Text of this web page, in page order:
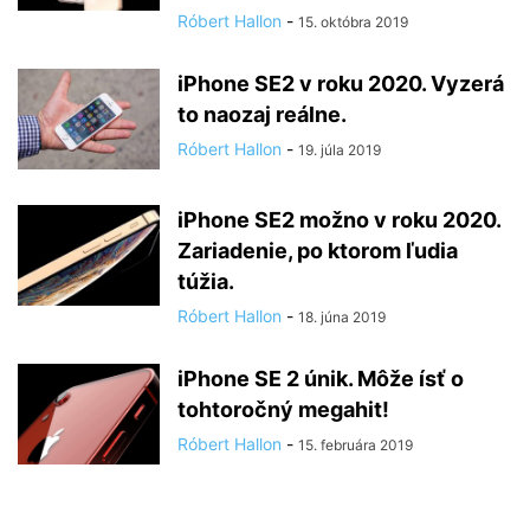
Róbert Hallon - 15. októbra 2019
iPhone SE2 v roku 2020. Vyzerá
to naozaj reálne.
Róbert Hallon - 19. júla 2019
iPhone SE2 možno v roku 2020.
Zariadenie, po ktorom ľudia
túžia.
Róbert Hallon - 18. júna 2019
iPhone SE 2 únik. Môže ísť o
tohtoročný megahit!
Róbert Hallon - 15. februára 2019